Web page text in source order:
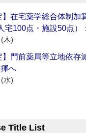
】在宅薬学総合体制加
宅100点・施設50点
木)
】門前薬局等立地依存
へ
水)
Title List